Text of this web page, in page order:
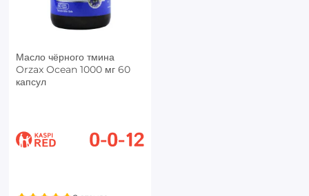
Масло чёрного тмина
Orzax Ocean 1000 мг 60
капсул